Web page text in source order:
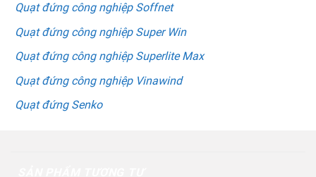
Quạt đứng công nghiệp Soffnet
Quạt đứng công nghiệp Super Win
Quạt đứng công nghiệp Superlite Max
Quạt đứng công nghiệp Vinawind
Quạt đứng Senko